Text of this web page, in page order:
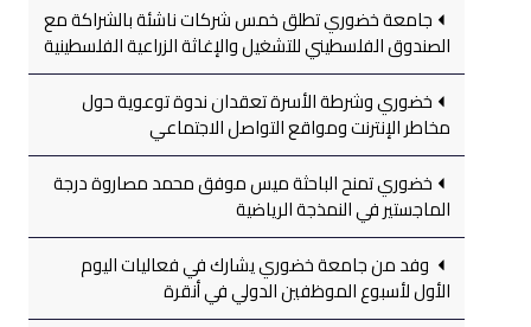
جامعة خضوري تطلق خمس شركات ناشئة بالشراكة مع
الصندوق الفلسطيني للتشغيل والإغاثة الزراعية الفلسطينية
خضوري وشرطة الأسرة تعقدان ندوة توعوية حول
مخاطر الإنترنت ومواقع التواصل الاجتماعي
خضوري تمنح الباحثة ميس موفق محمد مصاروة درجة
الماجستير في النمذجة الرياضية
وفد من جامعة خضوري يشارك في فعاليات اليوم
الأول لأسبوع الموظفين الدولي في أنقرة